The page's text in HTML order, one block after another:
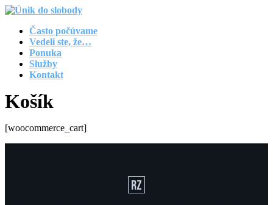
Často počúvame
Vedeli ste, že…
Ponuka
Služby
Kontakt
Košík
[woocommerce_cart]